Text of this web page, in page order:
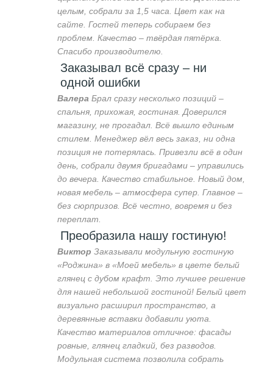
целым, собрали за 1,5 часа. Цвет как на
сайте. Гостей теперь собираем без
проблем. Качество – твёрдая пятёрка.
Спасибо производителю.
Заказывал всё сразу – ни
одной ошибки
Валера Брал сразу несколько позиций –
спальня, прихожая, гостиная. Доверился
магазину, не прогадал. Всё вышло единым
стилем. Менеджер вёл весь заказ, ни одна
позиция не потерялась. Привезли всё в один
день, собрали двумя бригадами – управились
до вечера. Качество стабильное. Новый дом,
новая мебель – атмосфера супер. Главное –
без сюрпризов. Всё честно, вовремя и без
переплат.
Преобразила нашу гостиную!
Виктор Заказывали модульную гостиную
«Роджина» в «Моей мебель» в цвете белый
глянец с дубом крафт. Это лучшее решение
для нашей небольшой гостиной! Белый цвет
визуально расширил пространство, а
деревянные вставки добавили уюта.
Качество материалов отличное: фасады
ровные, глянец гладкий, без разводов.
Модульная система позволила собрать